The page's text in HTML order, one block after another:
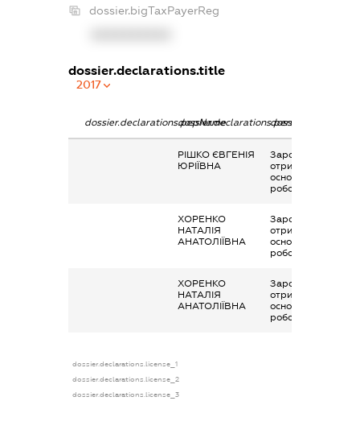
dossier.bigTaxPayerReg
dossier.declarations.title
2017
dossier.declarations.pepNamedossier.declarations.personName
РІШКО ЄВГЕНІЯ
ЮРІЇВНА
Заробітна плата
отримана за
основним місцем
роботи
ХОРЕНКО
НАТАЛІЯ
АНАТОЛІЇВНА
Заробітна плата
отримана за
основним місцем
роботи
ХОРЕНКО
НАТАЛІЯ
АНАТОЛІЇВНА
Заробітна плата
отримана за
основним місцем
роботи
dossier.declarations.license_1
dossier.declarations.license_2
dossier.declarations.license_3